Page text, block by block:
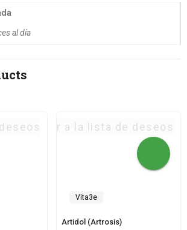
al día
Vita3e
Agregar a la lista de deseos
Artidol (Artrosis)